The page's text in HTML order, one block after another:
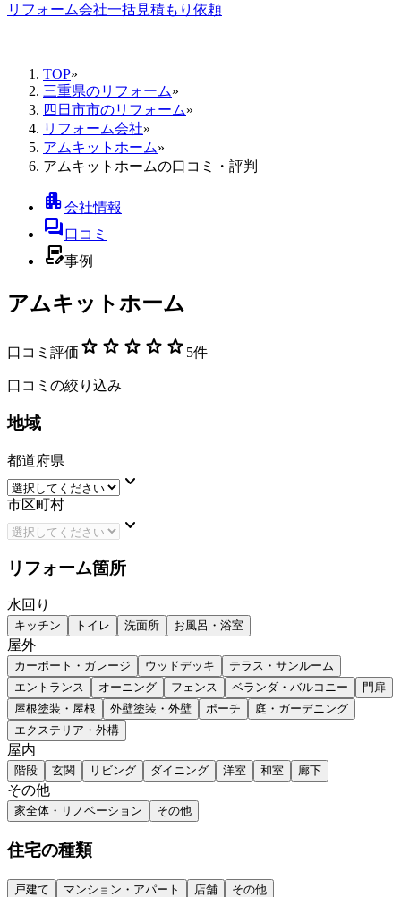
リフォーム会社一括見積もり依頼
TOP»
三重県のリフォーム»
四日市市のリフォーム»
リフォーム会社»
アムキットホーム»
アムキットホームの口コミ・評判
apartment会社情報
forum口コミ
contract_edit事例
アムキットホーム
口コミ評価 star star star star star 5件
口コミの絞り込み
地域
都道府県
keyboard_arrow_down
市区町村
keyboard_arrow_down
リフォーム箇所
水回り
キッチン トイレ 洗面所 お風呂・浴室
屋外
カーポート・ガレージ ウッドデッキ
テラス・サンルーム
エントランス
オーニング フェンス ベランダ・バルコニー
門扉
屋根塗装・屋根
外壁塗装・外壁 ポーチ
庭・ガーデニング
エクステリア・外構
屋内
階段 玄関 リビング ダイニング 洋室 和室 廊下
その他
家全体・リノベーション その他
住宅の種類
戸建て マンション・アパート 店舗 その他